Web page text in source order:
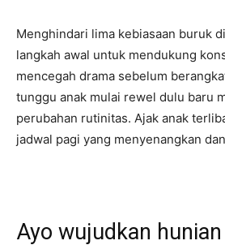
Menghindari lima kebiasaan buruk
langkah awal untuk mendukung
mencegah drama sebelum
tunggu anak mulai rewel dulu baru
perubahan rutinitas. Ajak anak
jadwal pagi yang menyenangkan
Ayo wujudkan